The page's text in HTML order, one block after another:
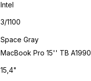
Intel
3/1100
Space Gray
MacBook Pro 15'' TB A1990
15,4"